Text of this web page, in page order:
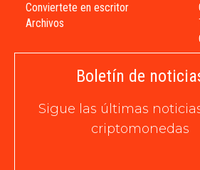
Conviertete en escritor
Archivos
Boletín de
Sigue las últimas
criptomonedas